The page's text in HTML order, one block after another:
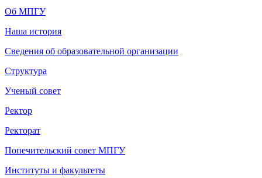
Об МПГУ
Наша история
Сведения об образовательной организации
Структура
Ученый совет
Ректор
Ректорат
Попечительский совет МПГУ
Институты и факультеты